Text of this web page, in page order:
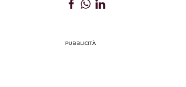
PUBBLICITÀ